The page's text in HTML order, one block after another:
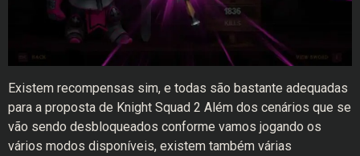
Existem recompensas sim, e todas são bastante adequadas
para a proposta de Knight Squad 2 Além dos cenários que se
vão sendo desbloqueados conforme vamos jogando os
vários modos disponíveis, existem também várias